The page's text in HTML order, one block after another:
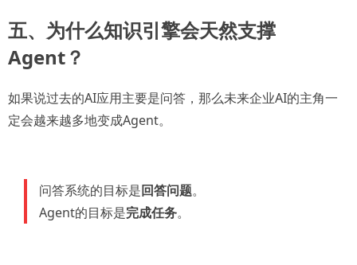
五、为什么知识引擎会天然支撑
Agent？
如果说过去的AI应用主要是问答，那么未来企业AI的主角一
定会越来越多地变成Agent。
问答系统的目标是回答问题。
Agent的目标是完成任务。